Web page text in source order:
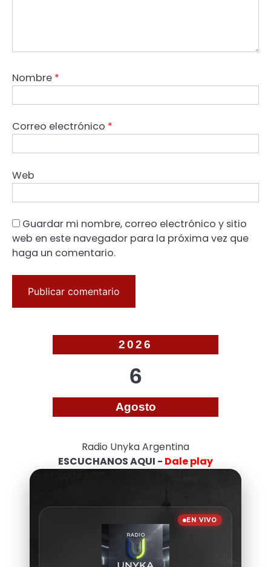
Nombre *
Correo electrónico *
Web
Guardar mi nombre, correo electrónico y sitio
web en este navegador para la próxima vez que
haga un comentario.
2026
6
Agosto
Radio Unyka Argentina
ESCUCHANOS AQUI - Dale play